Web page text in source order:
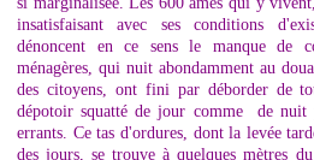
insatisfaisant avec ses conditions
dénoncent en ce sens le manque de
ménagères, qui nuit abondamment au
des citoyens, ont fini par déborder de
dépotoir squatté de jour comme de nuit
errants. Ce tas d'ordures, dont la levée
des jours, se trouve à quelques mètres